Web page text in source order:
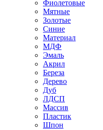
Фиолетовые
Мятные
Золотые
Синие
Материал
МДФ
Эмаль
Акрил
Береза
Дерево
Дуб
ЛДСП
Массив
Пластик
Шпон